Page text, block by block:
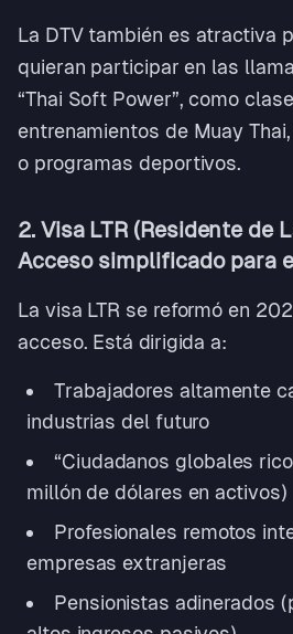
La DTV también es atractiva
quieran participar en las
“Thai Soft Power”, como
entrenamientos de Muay
o programas deportivos.
2. Visa LTR (Residente de
Acceso simplificado para
La visa LTR se reformó en
acceso. Está dirigida a:
Trabajadores altamente
industrias del futuro
“Ciudadanos globales
millón de dólares en activos)
Profesionales remotos
empresas extranjeras
Pensionistas adinerados